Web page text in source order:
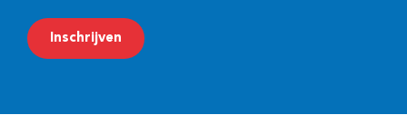
m
a
Inschrijven